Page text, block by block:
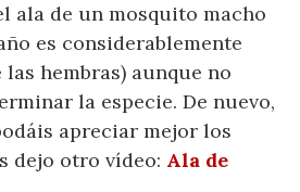
ala de un mosquito macho
es considerablemente
hembras) aunque no
la especie. De nuevo,
apreciar mejor los
dejo otro vídeo: Ala de